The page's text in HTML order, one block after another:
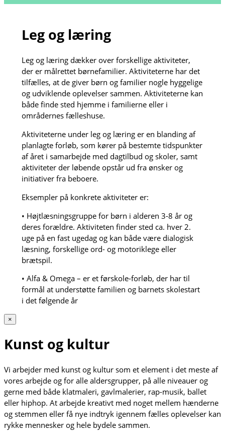
Leg og læring
Leg og læring dækker over forskellige aktiviteter,
der er målrettet børnefamilier. Aktiviteterne har det
tilfælles, at de giver børn og familier nogle hyggelige
og udviklende oplevelser sammen. Aktiviteterne kan
både finde sted hjemme i familierne eller i
områdernes fælleshuse.
Aktiviteterne under leg og læring er en blanding af
planlagte forløb, som kører på bestemte tidspunkter
af året i samarbejde med dagtilbud og skoler, samt
aktiviteter der løbende opstår ud fra ønsker og
initiativer fra beboere.
Eksempler på konkrete aktiviteter er:
• Højtlæsningsgruppe for børn i alderen 3-8 år og
deres forældre. Aktiviteten finder sted ca. hver 2.
uge på en fast ugedag og kan både være dialogisk
læsning, forskellige ord- og motoriklege eller
brætspil.
• Alfa & Omega – er et førskole-forløb, der har til
formål at understøtte familien og barnets skolestart
i det følgende år
×
Kunst og kultur
Vi arbejder med kunst og kultur som et element i det meste af
vores arbejde og for alle aldersgrupper, på alle niveauer og
gerne med både klatmaleri, gavlmalerier, rap-musik, ballet
eller hiphop. At arbejde kreativt med noget mellem hænderne
og stemmen eller få nye indtryk igennem fælles oplevelser kan
rykke mennesker og hele bydele sammen.